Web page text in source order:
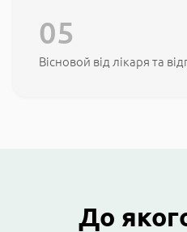
Вісновой від лікаря та
До